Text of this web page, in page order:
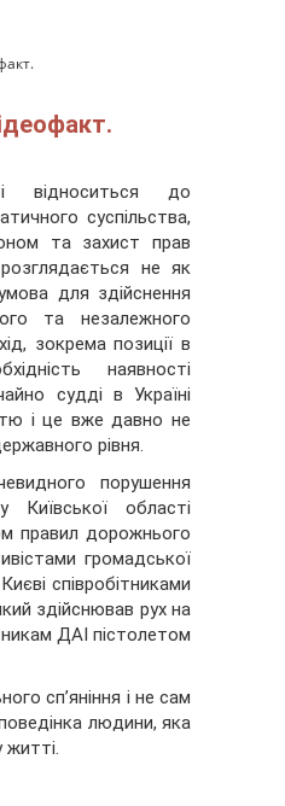
відноситься до
суспільства,
та захист прав
не як
для здійснення
та незалежного
зокрема позиції в
наявності
судді в Україні
і це вже давно не
рівня.
порушення
Київської області
правил дорожнього
громадської
співробітниками
здійснював рух на
ДАІ пістолетом
сп’яніння і не сам
людини, яка
житті.